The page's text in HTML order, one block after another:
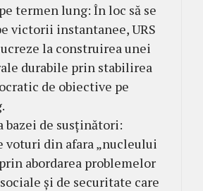
termen lung: În loc să se
victorii instantanee, URS
la construirea unei
durabile prin stabilirea
de obiective pe
bazei de susținători:
voturi din afara „nucleului
abordarea problemelor
și de securitate care